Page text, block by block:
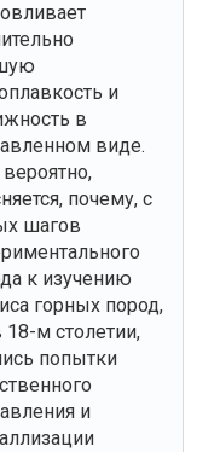
и
в
виде.
почему, с
шагов
к изучению
горных пород,
м столетии,
попытки
и